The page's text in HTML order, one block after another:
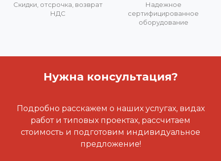
Скидки, отсрочка, возврат
НДС
Надежное
сертифицированное
оборудование
Нужна консультация?
Подробно расскажем о наших услугах, видах
работ и типовых проектах, рассчитаем
стоимость и подготовим индивидуальное
предложение!